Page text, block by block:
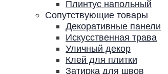
Плинтус напольный
Сопутствующие товары
Декоративные панели
Искусственная трава
Уличный декор
Клей для плитки
Затирка для швов